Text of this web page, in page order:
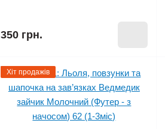
350 грн.
Хіт продажів